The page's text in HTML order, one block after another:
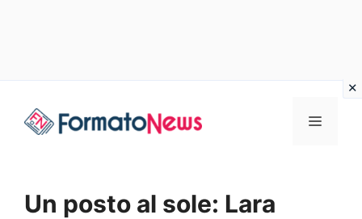
Menu
Un posto al sole: Lara